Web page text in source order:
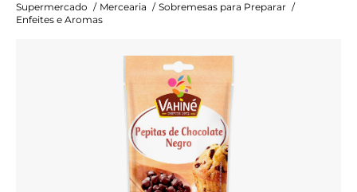
Supermercado / Mercearia / Sobremesas para Preparar /
Enfeites e Aromas